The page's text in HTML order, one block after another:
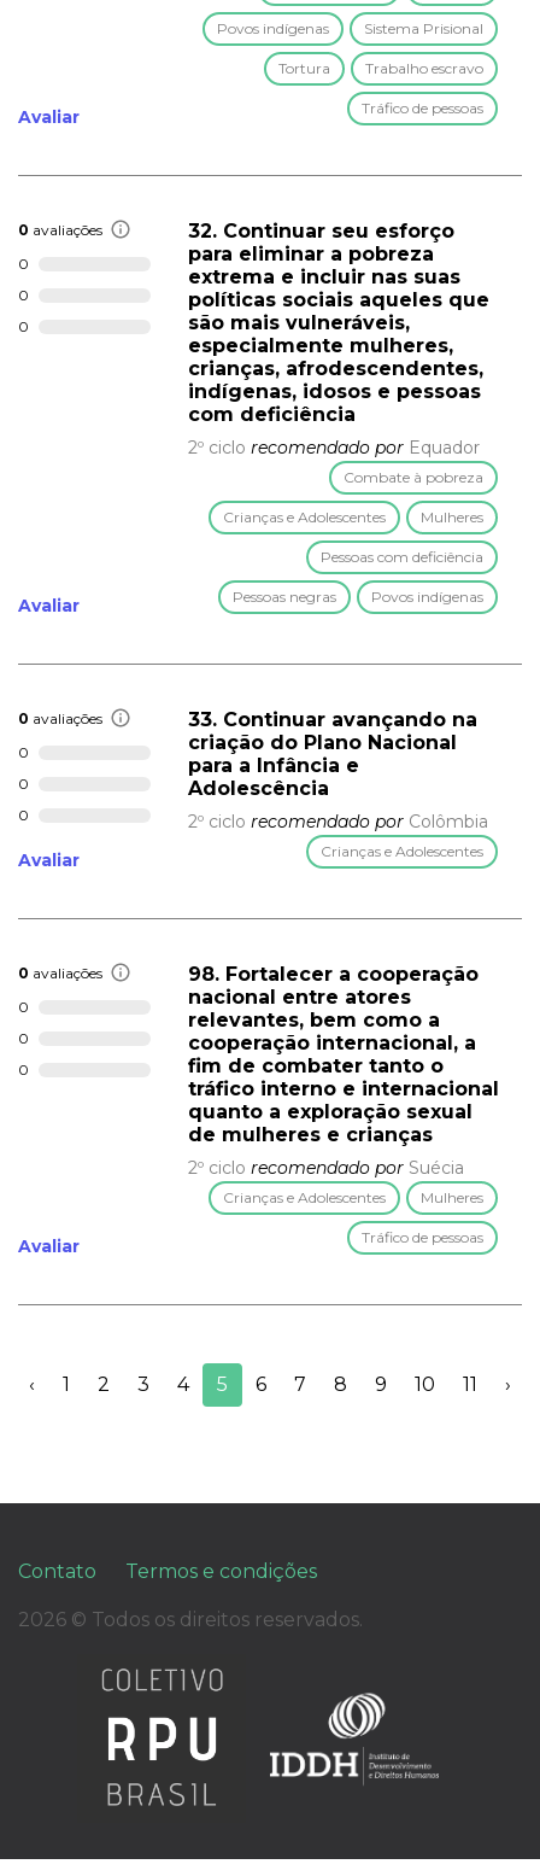
Avaliar
Povos indígenas Sistema Prisional
Tortura Trabalho escravo
Tráfico de pessoas
0 avaliações
0
0
0
Avaliar
32. Continuar seu esforço
para eliminar a pobreza
extrema e incluir nas suas
políticas sociais aqueles que
são mais vulneráveis,
especialmente mulheres,
crianças, afrodescendentes,
indígenas, idosos e pessoas
com deficiência
2º ciclo recomendado por Equador
Combate à pobreza
Crianças e Adolescentes Mulheres
Pessoas com deficiência
Pessoas negras Povos indígenas
0 avaliações
0
0
0
Avaliar
33. Continuar avançando na
criação do Plano Nacional
para a Infância e
Adolescência
2º ciclo recomendado por Colômbia
Crianças e Adolescentes
0 avaliações
0
0
0
Avaliar
98. Fortalecer a cooperação
nacional entre atores
relevantes, bem como a
cooperação internacional, a
fim de combater tanto o
tráfico interno e internacional
quanto a exploração sexual
de mulheres e crianças
2º ciclo recomendado por Suécia
Crianças e Adolescentes Mulheres
Tráfico de pessoas
‹ 1 2 3 4 5 6 7 8 9 10 11 ›
Contato Termos e condições
2026 © Todos os direitos reservados.